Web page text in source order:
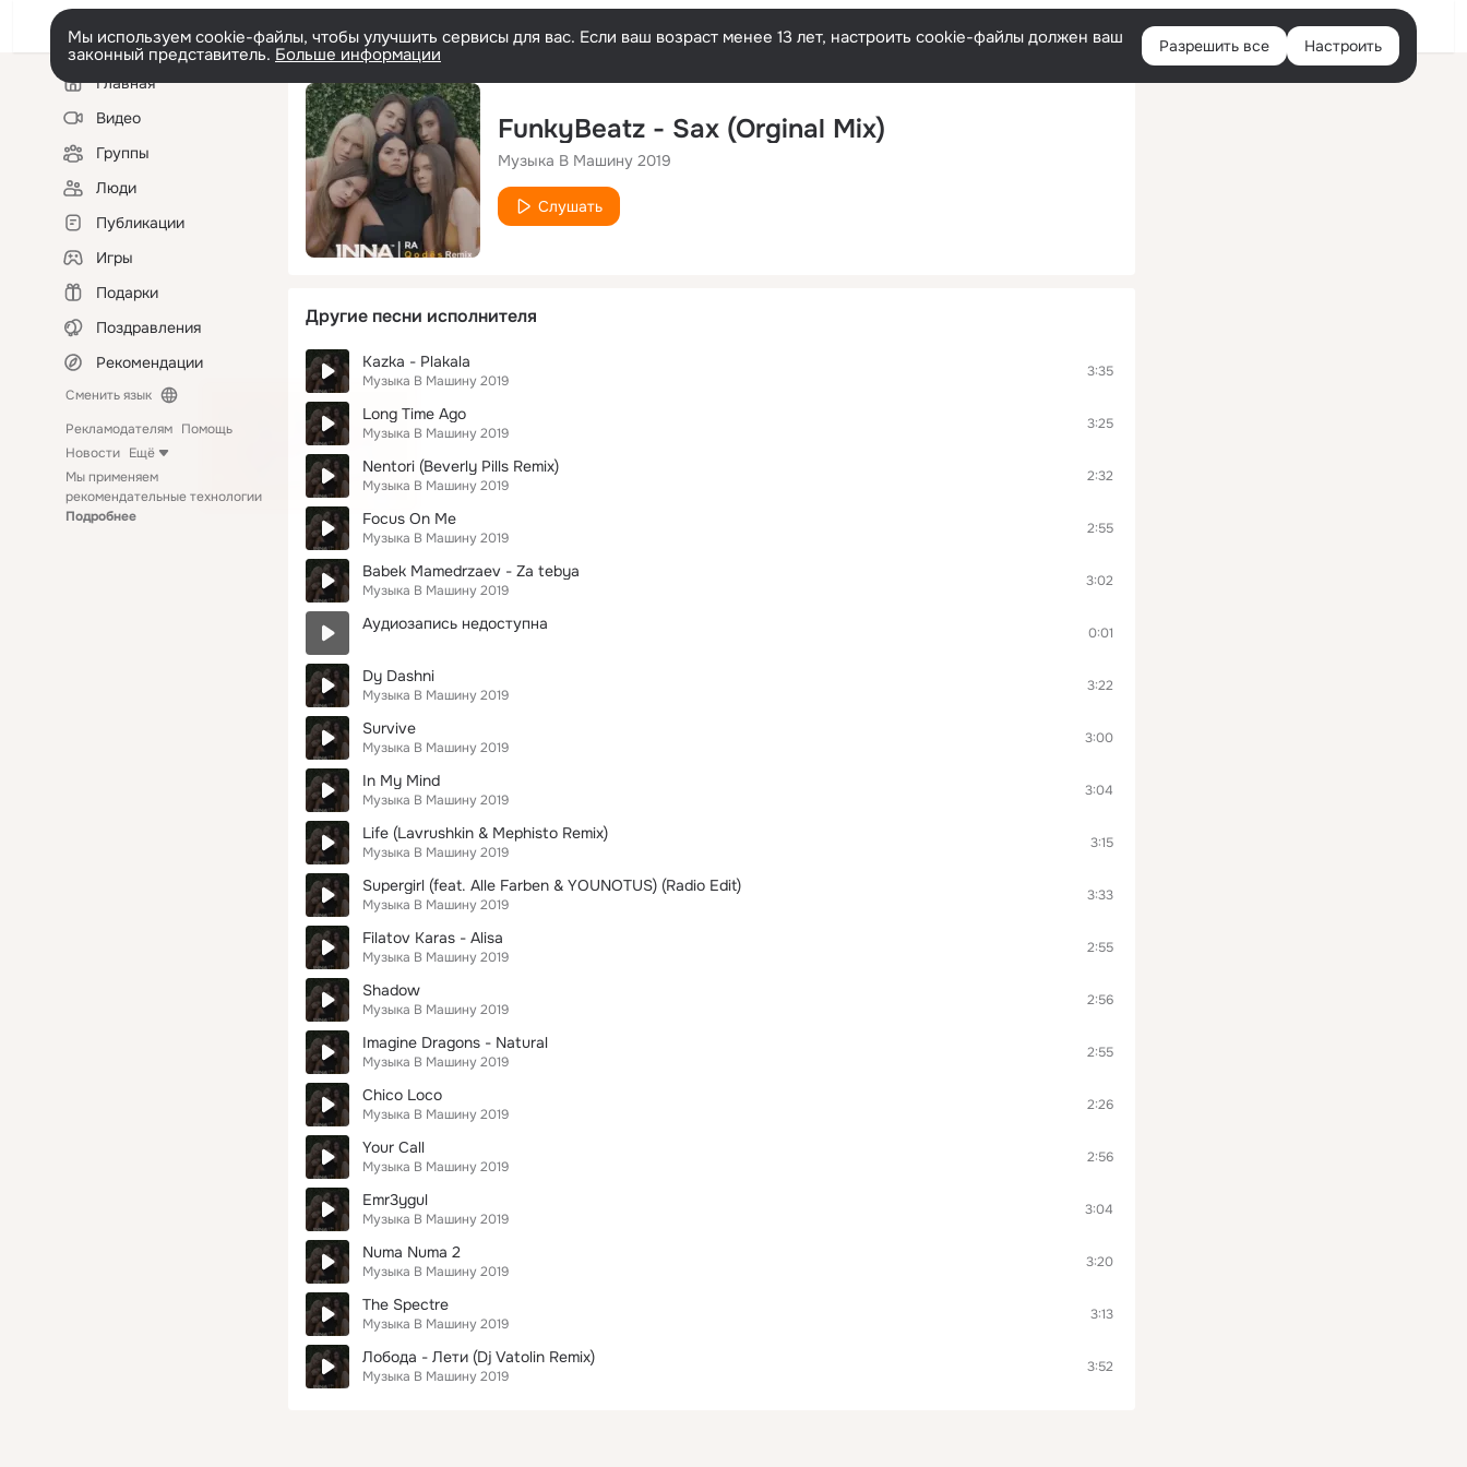
Войти
Мы используем cookie-файлы, чтобы улучшить сервисы для вас. Если ваш возраст менее 13 лет, настроить cookie-файлы должен ваш
законный представитель. Больше информации Разрешить все Настроить
Левая
колонкаГлавная
Видео
Группы
Люди
Публикации
Игры
Подарки
Поздравления
Рекомендации
Сменить язык
Рекламодателям Помощь
Новости Ещё
Мы применяем
рекомендательные технологии
Подробнее
FunkyBeatz - Sax (Orginal Mix)
Музыка В Машину 2019
Слушать
Другие песни исполнителя
Kazka - Plakala
Музыка В Машину 2019
3:35
Long Time Ago
Музыка В Машину 2019
3:25
Nentori (Beverly Pills Remix)
Музыка В Машину 2019
2:32
Focus On Me
Музыка В Машину 2019
2:55
Babek Mamedrzaev - Za tebya
Музыка В Машину 2019
3:02
Аудиозапись недоступна 0:01
Dy Dashni
Музыка В Машину 2019
3:22
Survive
Музыка В Машину 2019
3:00
In My Mind
Музыка В Машину 2019
3:04
Life (Lavrushkin & Mephisto Remix)
Музыка В Машину 2019
3:15
Supergirl (feat. Alle Farben & YOUNOTUS) (Radio Edit)
Музыка В Машину 2019
3:33
Filatov Karas - Alisa
Музыка В Машину 2019
2:55
Shadow
Музыка В Машину 2019
2:56
Imagine Dragons - Natural
Музыка В Машину 2019
2:55
Chico Loco
Музыка В Машину 2019
2:26
Your Call
Музыка В Машину 2019
2:56
Emr3ygul
Музыка В Машину 2019
3:04
Numa Numa 2
Музыка В Машину 2019
3:20
The Spectre
Музыка В Машину 2019
3:13
Лобода - Лети (Dj Vatolin Remix)
Музыка В Машину 2019
3:52